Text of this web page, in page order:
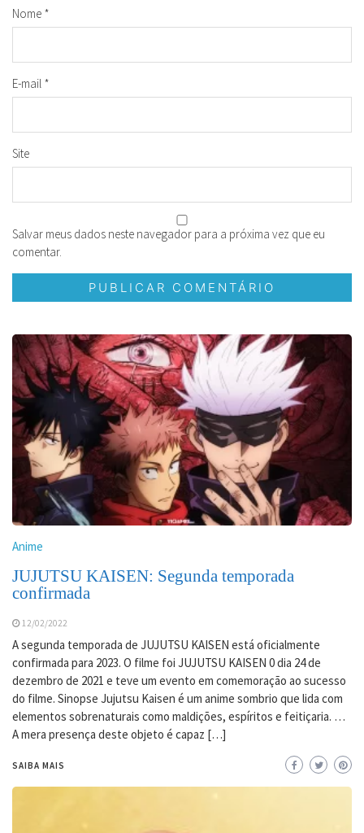
Nome *
E-mail *
Site
Salvar meus dados neste navegador para a próxima vez que eu
comentar.
Anime
JUJUTSU KAISEN: Segunda temporada
confirmada
12/02/2022
A segunda temporada de JUJUTSU KAISEN está oficialmente
confirmada para 2023. O filme foi JUJUTSU KAISEN 0 dia 24 de
dezembro de 2021 e teve um evento em comemoração ao sucesso
do filme. Sinopse Jujutsu Kaisen é um anime sombrio que lida com
elementos sobrenaturais como maldições, espíritos e feitiçaria. …
A mera presença deste objeto é capaz […]
SAIBA MAIS